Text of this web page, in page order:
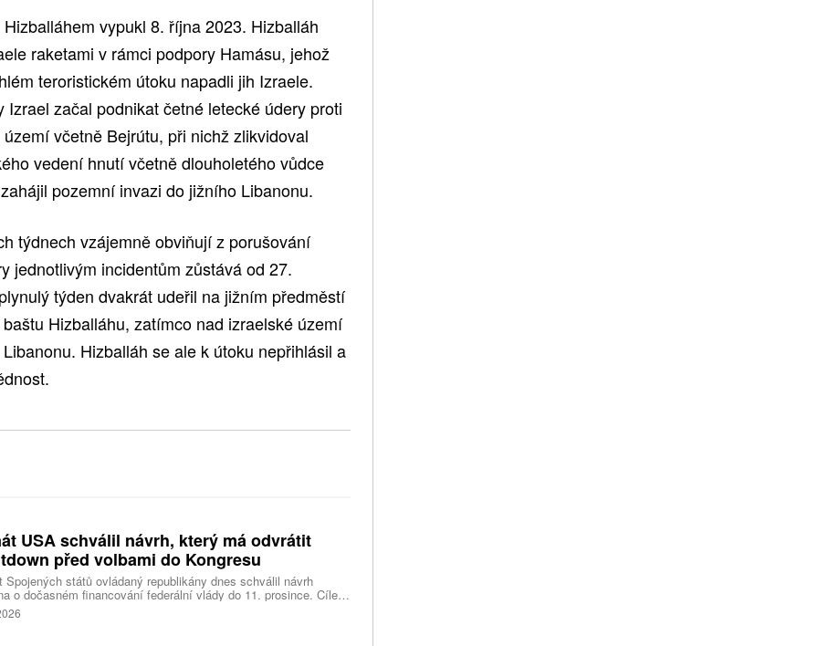
vypukl 8. října 2023. Hizballáh
raketami v rámci podpory Hamásu, jehož
teroristickém útoku napadli jih Izraele.
začal podnikat četné letecké údery proti
včetně Bejrútu, při nichž zlikvidoval
vedení hnutí včetně dlouholetého vůdce
pozemní invazi do jižního Libanonu.
týdnech vzájemně obviňují z porušování
jednotlivým incidentům zůstává od 27.
týden dvakrát udeřil na jižním předměstí
Hizballáhu, zatímco nad izraelské území
Hizballáh se ale k útoku nepřihlásil a
USA schválil návrh, který má odvrátit
před volbami do Kongresu
Spojených států ovládaný republikány dnes schválil návrh
o dočasném financování federální vlády do 11. prosince. Cílem
je předejít před listopadovými volbami do Kongresu
shutdownu, tedy omezení chodu vlády v důsledku